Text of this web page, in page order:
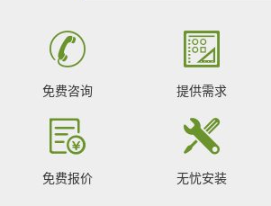
免费咨询 提供需求
免费报价 无忧安装